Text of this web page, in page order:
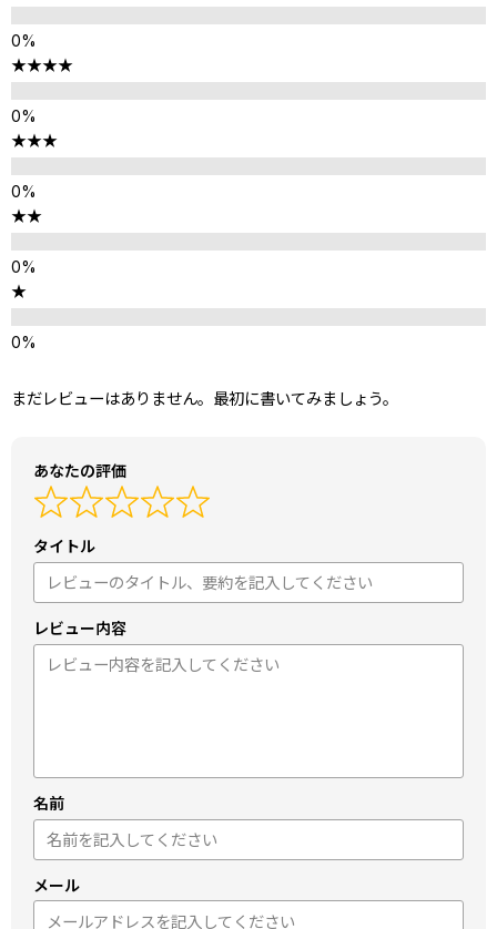
★★★★
★★★
★★
★
まだレビューはありません。最初に書いてみましょう。
あなたの評価
タイトル
レビュー内容
名前
メール